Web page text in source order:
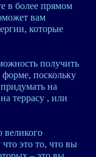
в более прямом
вам
которые
получить
форме, поскольку
на
террасу , или
великого
это то, что вы